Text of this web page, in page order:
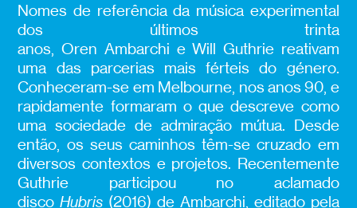
Nomes de referência da música experimental
dos últimos trinta
anos, Oren Ambarchi e Will Guthrie reativam
uma das parcerias mais férteis do género.
Conheceram-se em Melbourne, nos anos 90, e
rapidamente formaram o que descreve como
uma sociedade de admiração mútua. Desde
então, os seus caminhos têm-se cruzado em
diversos contextos e projetos. Recentemente
Guthrie participou no aclamado
discoHubris (2016) de Ambarchi, editado pela